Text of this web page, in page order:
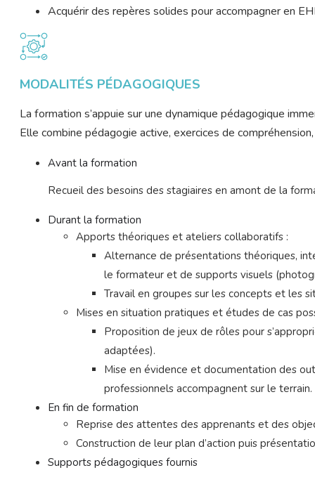
Acquérir des repères solides pour accompagner en
MODALITÉS PÉDAGOGIQUES
La formation s’appuie sur une dynamique pédagogique
Elle combine pédagogie active, exercices de
Avant la formation
Recueil des besoins des stagiaires en amont de la
Durant la formation
Apports théoriques et ateliers collaboratifs :
Alternance de présentations théoriques,
le formateur et de supports visuels
Travail en groupes sur les concepts et les
Mises en situation pratiques et études de cas
Proposition de jeux de rôles pour
adaptées).
Mise en évidence et documentation des
professionnels accompagnent sur le terrain.
En fin de formation
Reprise des attentes des apprenants et des
Construction de leur plan d’action puis
Supports pédagogiques fournis